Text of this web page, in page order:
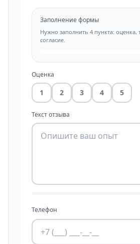
Заполнение формы
Нужно заполнить 4 пункта: оценка,
согласие.
Оценка
1 2 3 4 5
Текст отзыва
Телефон